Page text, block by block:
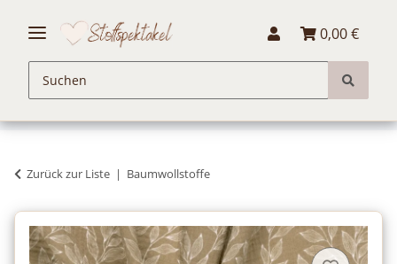
0,00 €
Zurück zur Liste Baumwollstoffe